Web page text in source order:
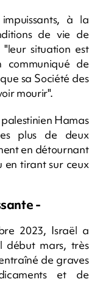
à la
de vie de
"leur situation est
communiqué de
sa Société des
mourir".
Hamas
plus de deux
en détournant
tirant sur ceux
-
2023, Israël a
début mars, très
de graves
et de